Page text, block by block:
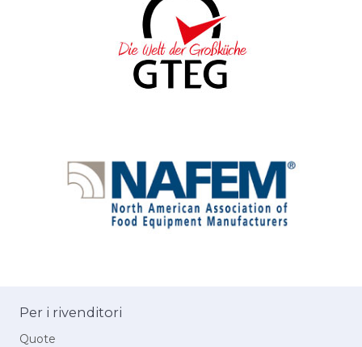
Per i rivenditori
Quote